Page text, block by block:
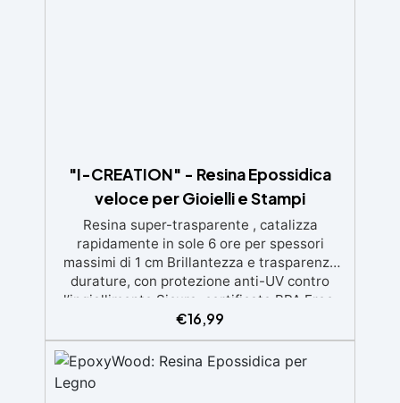
"I-CREATION" - Resina Epossidica
veloce per Gioielli e Stampi
Resina super-trasparente , catalizza
rapidamente in sole 6 ore per spessori
massimi di 1 cm Brillantezza e trasparenza
durature, con protezione anti-UV contro
l’ingiallimento Sicura, certificata BPA Free,
senza solventi e inodore, prodotta al 100% in
Italia Facile da usare (rapporto 2:1) e
lavorare, con bassa viscosità per ridurre le
bolle Ideale per gioielli, piccole colate,
decorazioni e prototipazione rapida.
€16,99